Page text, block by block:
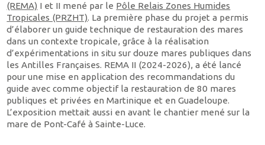
(REMA) I et II mené par le Pôle Relais Zones Humides
Tropicales (PRZHT). La première phase du projet a permis
d’élaborer un guide technique de restauration des mares
dans un contexte tropicale, grâce à la réalisation
d’expérimentations in situ sur douze mares publiques dans
les Antilles Françaises. REMA II (2024-2026), a été lancé
pour une mise en application des recommandations du
guide avec comme objectif la restauration de 80 mares
publiques et privées en Martinique et en Guadeloupe.
L’exposition mettait aussi en avant le chantier mené sur la
mare de Pont-Café à Sainte-Luce.